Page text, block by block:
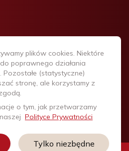
plików cookies. Niektóre
poprawnego działania
Pozostałe (statystyczne)
stronę, ale korzystamy z
o tym, jak przetwarzamy
Polityce Prywatności
Tylko niezbędne